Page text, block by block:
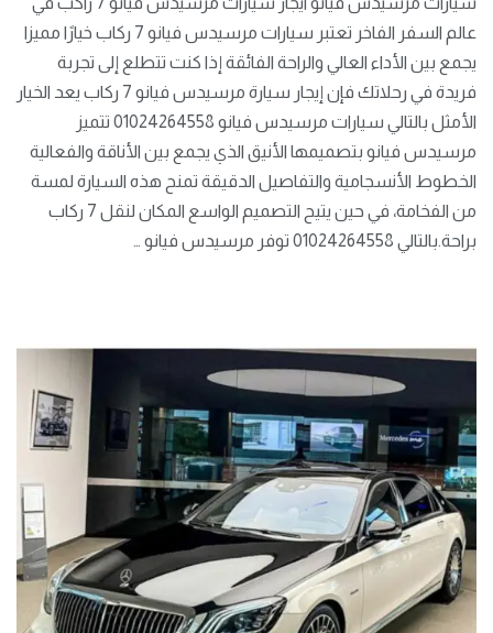
عالم السفر الفاخر تعتبر سيارات مرسيدس فيانو 7 ركاب خيارًا مميزا
يجمع بين الأداء العالي والراحة الفائقة إذا كنت تتطلع إلى تجربة
فريدة في رحلاتك فإن إيجار سيارة مرسيدس فيانو 7 ركاب يعد الخيار
الأمثل بالتالي سيارات مرسيدس فيانو 01024264558 تتميز
مرسيدس فيانو بتصميمها الأنيق الذي يجمع بين الأناقة والفعالية
الخطوط الأنسجامية والتفاصيل الدقيقة تمنح هذه السيارة لمسة
من الفخامة، في حين يتيح التصميم الواسع المكان لنقل 7 ركاب
براحة.بالتالي 01024264558 توفر مرسيدس فيانو …